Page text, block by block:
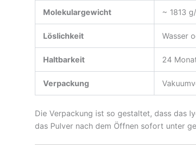
Molekulargewicht ~ 1813
Löslichkeit Wasser
Haltbarkeit 24
Verpackung
Die Verpackung ist so gestaltet, dass das
das Pulver nach dem Öffnen sofort unter